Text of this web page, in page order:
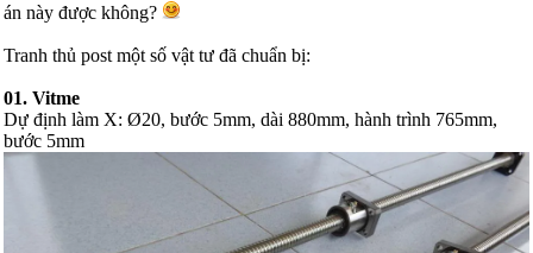
án này được không?
Tranh thủ post một số vật tư đã chuẩn bị:
01. Vitme
Dự định làm X: Ø20, bước 5mm, dài 880mm, hành trình 765mm,
bước 5mm